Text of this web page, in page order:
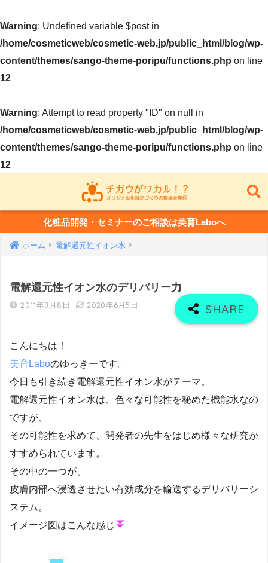
Warning: Undefined variable $post in
/home/cosmeticweb/cosmetic-web.jp/public_html/blog/wp-
content/themes/sango-theme-poripu/functions.php on line
12
Warning: Attempt to read property "ID" on null in
/home/cosmeticweb/cosmetic-web.jp/public_html/blog/wp-
content/themes/sango-theme-poripu/functions.php on line
12
化粧品開発・セミナーのご相談は美育Laboへ
ホーム 電解還元性イオン水
電解還元性イオン水のデリバリー力
2011年9月8日 2020年6月5日
こんにちは！
美育Laboのゆっきーです。
今日も引き続き電解還元性イオン水がテーマ。
電解還元性イオン水は、色々な可能性を秘めた機能水なの
ですが、
その可能性を求めて、開発者の先生をはじめ様々な研究が
すすめられています。
その中の一つが、
皮膚内部へ浸透させたい有効成分を輸送するデリバリーシ
ステム。
イメージ図はこんな感じ